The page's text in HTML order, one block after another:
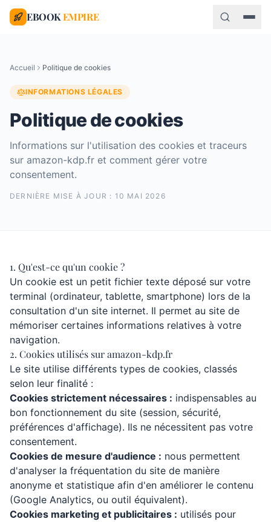
EBOOKEMPIRE
Accueil Politique de cookies
INFORMATIONS LÉGALES
Politique de cookies
Informations sur l'utilisation des cookies et traceurs
sur amazon-kdp.fr et comment gérer votre
consentement.
DERNIÈRE MISE À JOUR : 10 MAI 2026
1. Qu'est-ce qu'un cookie ?
Un cookie est un petit fichier texte déposé sur votre
terminal (ordinateur, tablette, smartphone) lors de la
consultation d'un site internet. Il permet au site de
mémoriser certaines informations relatives à votre
navigation.
2. Cookies utilisés sur amazon-kdp.fr
Le site utilise différents types de cookies, classés
selon leur finalité :
Cookies strictement nécessaires : indispensables au
bon fonctionnement du site (session, sécurité,
préférences d'affichage). Ils ne nécessitent pas votre
consentement.
Cookies de mesure d'audience : nous permettent
d'analyser la fréquentation du site de manière
anonyme et statistique afin d'en améliorer le contenu
(Google Analytics, ou outil équivalent).
Cookies marketing et publicitaires : utilisés pour